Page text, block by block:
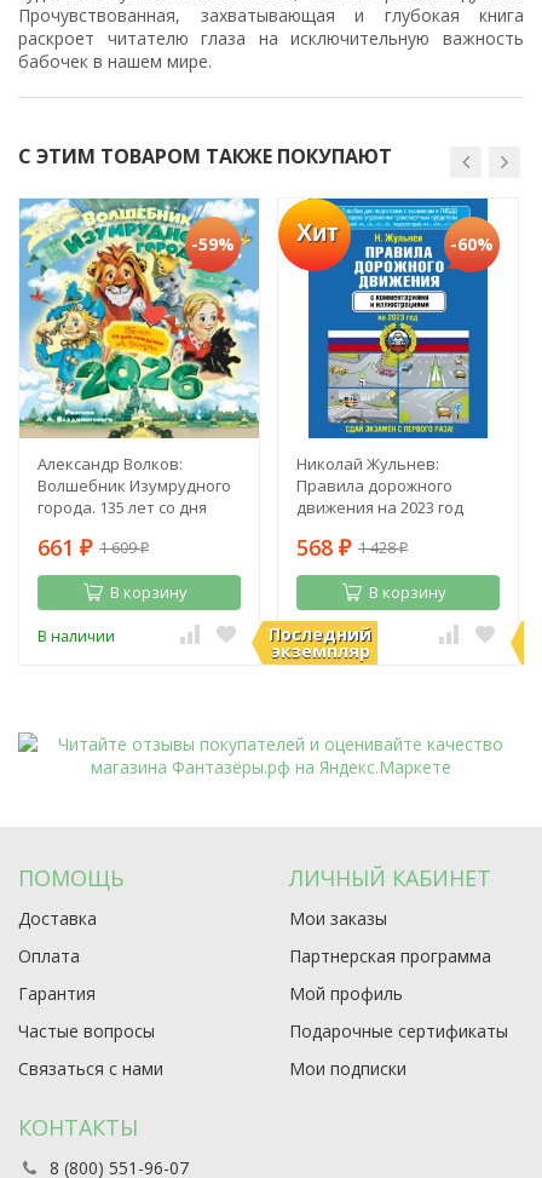
Прочувствованная, захватывающая и глубокая книга
раскроет читателю глаза на исключительную важность
бабочек в нашем мире.
С ЭТИМ ТОВАРОМ ТАКЖЕ ПОКУПАЮТ
-59%
Александр Волков:
Волшебник Изумрудного
города. 135 лет со дня
661 ₽ 1 609₽
В корзину
В наличии
Хит
Последний
экземпляр
-60%
Николай Жульнев:
Правила дорожного
движения на 2023 год
568 ₽ 1 428₽
В корзину
В наличии
ПОМОЩЬ
Доставка
Оплата
Гарантия
Частые вопросы
Связаться с нами
ЛИЧНЫЙ КАБИНЕТ
Мои заказы
Партнерская программа
Мой профиль
Подарочные сертификаты
Мои подписки
КОНТАКТЫ
8 (800) 551-96-07